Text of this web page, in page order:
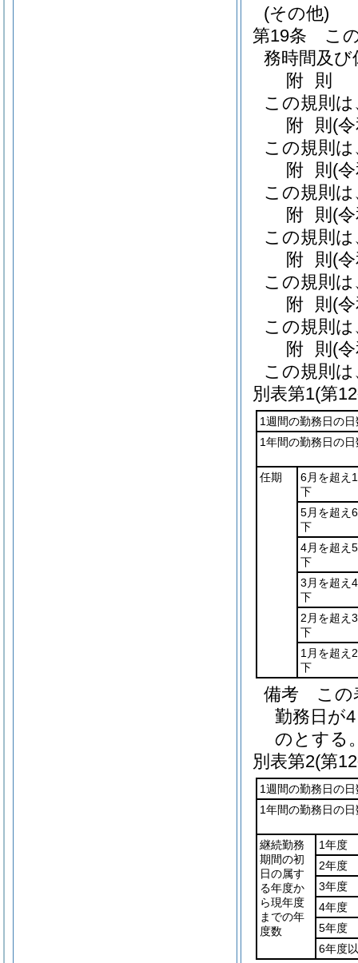
(その他)
第19条
こ
務時間及
附 則
この規則
附 則 (
この規則
附 則 (
この規則
附 則 (
この規則
附 則 (
この規則
附 則 (
この規則
附 則 (
この規則
別表第1(第
1週間の勤務日の日
1年間の勤務日の日
任期
6月を超え
下
5月を超え
下
4月を超え
下
3月を超え
下
2月を超え
下
1月を超え
下
備考 この
勤務日が
のとする
別表第2(第
1週間の勤務日の日
1年間の勤務日の日
継続勤務
期間の初
日の属す
る年度か
ら現年度
までの年
度数
1年度
2年度
3年度
4年度
5年度
6年度